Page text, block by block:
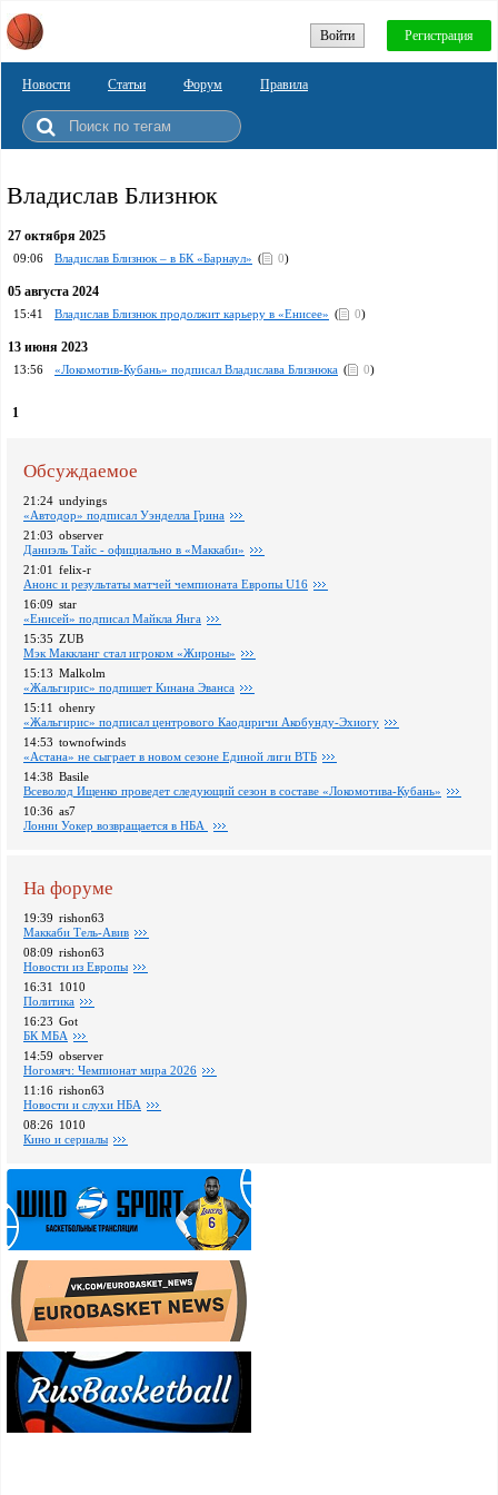
Войти Регистрация
Новости Статьи Форум Правила
Владислав Близнюк
27 октября 2025
09:06 Владислав Близнюк – в БК «Барнаул» ( 0)
05 августа 2024
15:41 Владислав Близнюк продолжит карьеру в «Енисее» ( 0)
13 июня 2023
13:56 «Локомотив-Кубань» подписал Владислава Близнюка ( 0)
1
Обсуждаемое
21:24 undyings
«Автодор» подписал Уэнделла Грина
21:03 observer
Даниэль Тайс - официально в «Маккаби»
21:01 felix-r
Анонс и результаты матчей чемпионата Европы U16
16:09 star
«Енисей» подписал Майкла Янга
15:35 ZUB
Мэк Маккланг стал игроком «Жироны»
15:13 Malkolm
«Жальгирис» подпишет Кинана Эванса
15:11 ohenry
«Жальгирис» подписал центрового Каодиричи Акобунду-Эхиогу
14:53 townofwinds
«Астана» не сыграет в новом сезоне Единой лиги ВТБ
14:38 Basile
Всеволод Ищенко проведет следующий сезон в составе «Локомотива-Кубань»
10:36 as7
Лонни Уокер возвращается в НБА
На форуме
19:39 rishon63
Маккаби Тель-Авив
08:09 rishon63
Новости из Европы
16:31
1010
Политика
16:23 Got
БК МБА
14:59 observer
Ногомяч: Чемпионат мира 2026
11:16 rishon63
Новости и слухи НБА
08:26 1010
Кино и сериалы